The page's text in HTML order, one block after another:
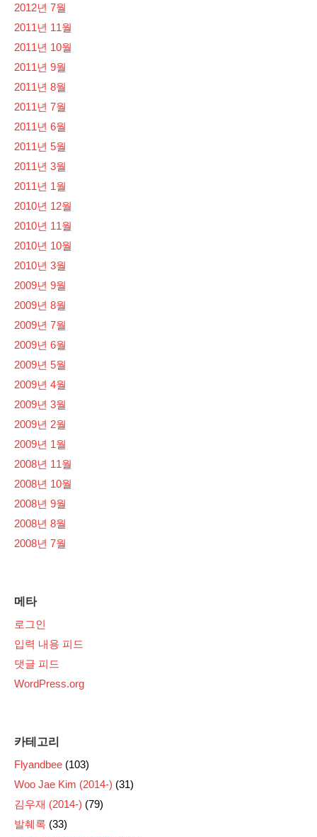
2012년 7월
2011년 11월
2011년 10월
2011년 9월
2011년 8월
2011년 7월
2011년 6월
2011년 5월
2011년 3월
2011년 1월
2010년 12월
2010년 11월
2010년 10월
2010년 3월
2009년 9월
2009년 8월
2009년 7월
2009년 6월
2009년 5월
2009년 4월
2009년 3월
2009년 2월
2009년 1월
2008년 11월
2008년 10월
2008년 9월
2008년 8월
2008년 7월
메타
로그인
입력 내용 피드
댓글 피드
WordPress.org
카테고리
Flyandbee (103)
Woo Jae Kim (2014-) (31)
김우재 (2014-) (79)
발췌록 (33)